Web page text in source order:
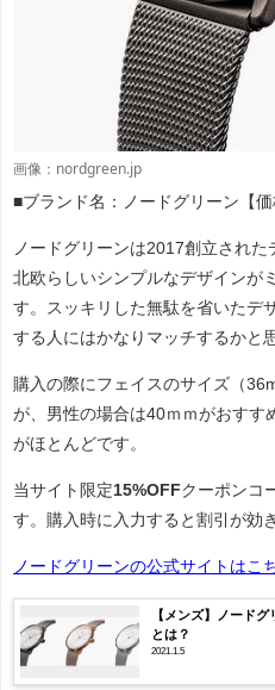
画像：nordgreen.jp
■ブランド名：ノードグリーン【価
ノードグリーンは2017創立された
北欧らしいシンプルなデザインが
す。スッキリした無駄を省いたデ
する人にはかなりマッチするかと
購入の際にフェイスのサイズ（
が、男性の場合は40ｍｍがおすす
がほとんどです。
当サイト限定15%OFFクーポンコ
す。購入時に入力すると割引が効
ノードグリー ンの公式サイトはこ
【メンズ】ノード
とは？
2021.1.5